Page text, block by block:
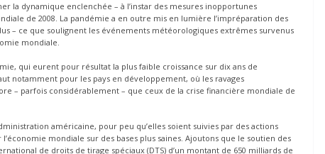
la dynamique enclenchée – à l’instar des mesures inopportunes
de 2008. La pandémie a en outre mis en lumière l’impréparation des
– ce que soulignent les événements météorologiques extrêmes survenus
mondiale.
qui eurent pour résultat la plus faible croissance sur dix ans de
notamment pour les pays en développement, où les ravages
– parfois considérablement – que ceux de la crise financière mondiale de
américaine, pour peu qu’elles soient suivies par des actions
mondiale sur des bases plus saines. Ajoutons que le soutien des
de droits de tirage spéciaux (DTS) d’un montant de 650 milliards de